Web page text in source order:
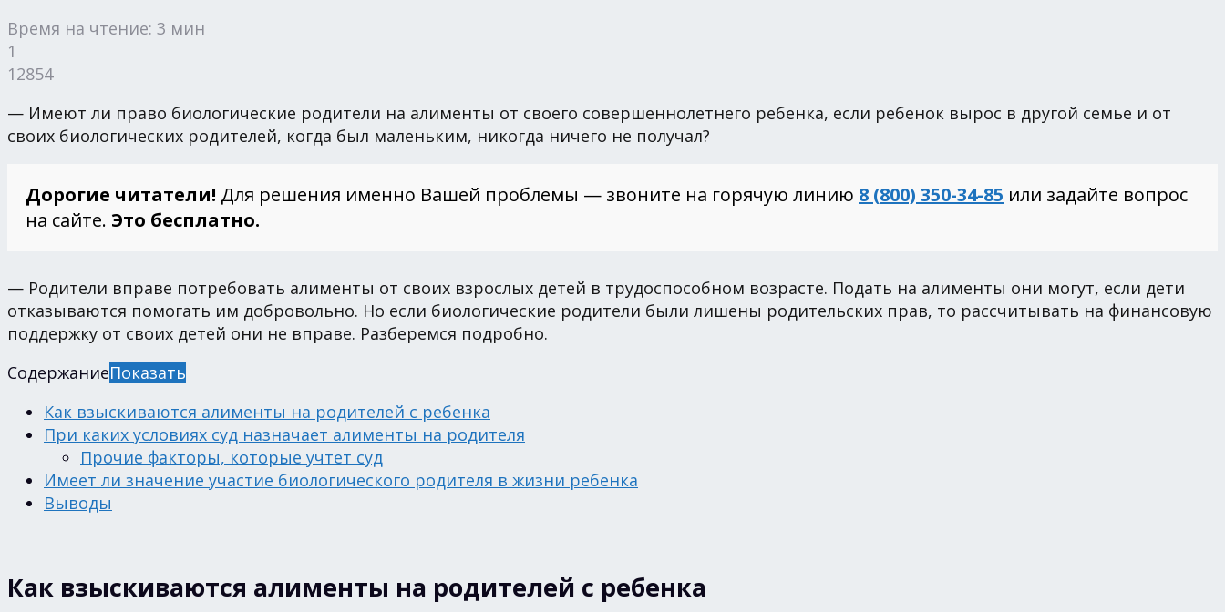
Время на чтение: 3 мин
1
12854
— Имеют ли право биологические родители на алименты от своего совершеннолетнего ребенка, если ребенок вырос в другой семье и от
своих биологических родителей, когда был маленьким, никогда ничего не получал?
Дорогие читатели! Для решения именно Вашей проблемы — звоните на горячую линию 8 (800) 350-34-85 или задайте вопрос
на сайте. Это бесплатно.
— Родители вправе потребовать алименты от своих взрослых детей в трудоспособном возрасте. Подать на алименты они могут, если дети
отказываются помогать им добровольно. Но если биологические родители были лишены родительских прав, то рассчитывать на финансовую
поддержку от своих детей они не вправе. Разберемся подробно.
СодержаниеПоказать
Как взыскиваются алименты на родителей с ребенка
При каких условиях суд назначает алименты на родителя
Прочие факторы, которые учтет суд
Имеет ли значение участие биологического родителя в жизни ребенка
Выводы
Как взыскиваются алименты на родителей с ребенка